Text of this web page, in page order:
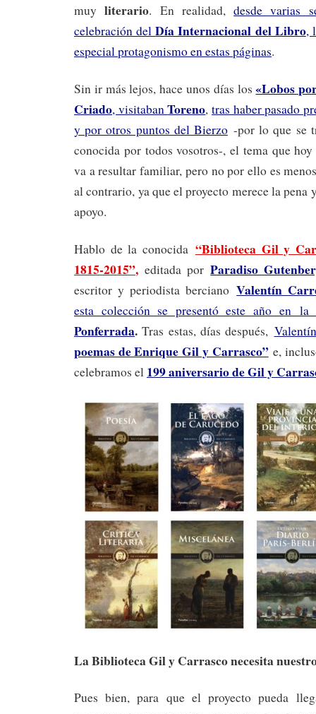
muyliterario. En realidad,desde varias
celebración delDía Internacional del Libro,
especial protagonismo en estas páginas.
Sin ir más lejos, hace unos días los«Lobos
Criado, visitabanToreno,tras haber pasado
y por otros puntos del Bierzo-por lo que se
conocida por todos vosotros-, el tema que
va a resultar familiar, pero no por ello es
al contrario, ya que el proyecto merece la pena
apoyo.
Hablo de la conocida “Biblioteca Gil y
1815-2015”,editada porParadiso
escritor y periodista bercianoValentín
esta colección se presentó este año en la
Ponferrada. Tras estas, días después,
poemas de Enrique Gil y Carrasco” e,
celebramos el 199 aniversario de Gil y
La Biblioteca Gil y Carrasco necesita
Pues bien, para que el proyecto pueda